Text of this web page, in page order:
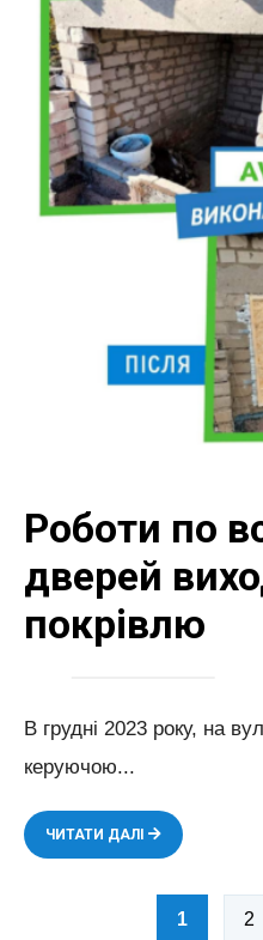
Роботи по
дверей
покрівлю
В грудні 2023 року, на
керуючою...
ЧИТАТИ ДАЛІ
РОБОТИ
ПО
ВИХОДУ
Пагінація
1 2